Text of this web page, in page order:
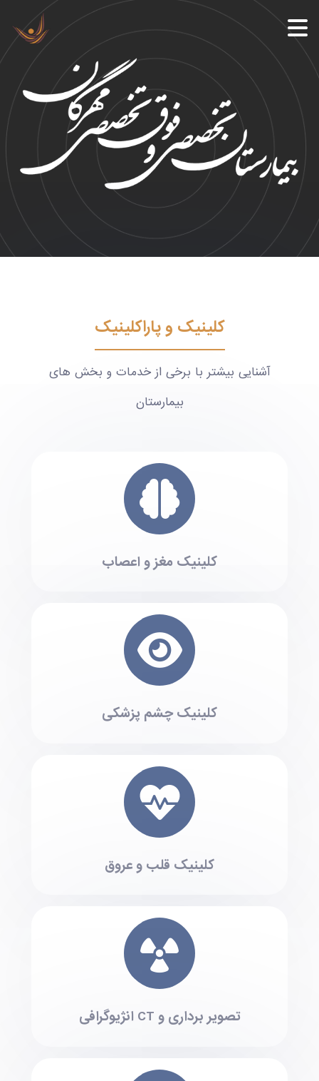
کلینیک و پاراکلینیک
آشنایی بیشتر با برخی از خدمات و بخش های
بیمارستان
کلینیک مغز و اعصاب
کلینیک چشم پزشکی
کلینیک قلب و عروق
تصویر برداری و CT انژیوگرافی